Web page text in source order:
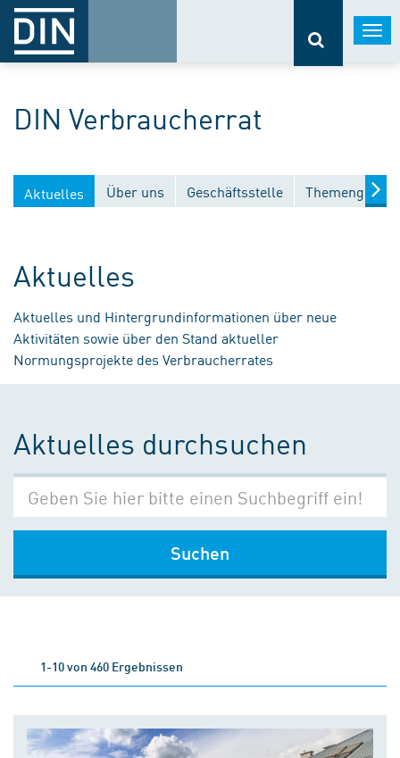
DIN Verbraucherrat
Aktuelles Über uns Geschäftsstelle
Aktuelles
Aktuelles und Hintergrundinformationen über neue
Aktivitäten sowie über den Stand aktueller
Normungsprojekte des Verbraucherrates
Aktuelles durchsuchen
Suchen
1-10 von 460 Ergebnissen